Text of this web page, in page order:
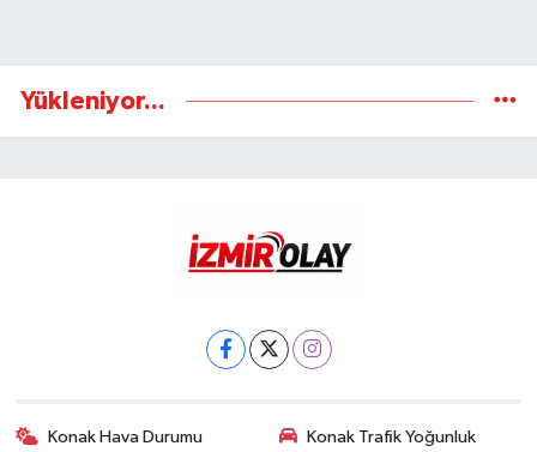
Yükleniyor...
Konak Hava Durumu Konak Trafik Yoğunluk